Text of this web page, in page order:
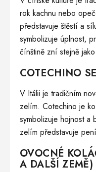
rok kachnu nebo
představuje štěstí a
symbolizuje úplnost,
čínštině zní stejně
COTECHINO
V Itálii je tradičním
zelím. Cotechino je
symbolizuje hojnost a
zelím představuje
OVOCNÉ
A DALŠÍ ZEMĚ)